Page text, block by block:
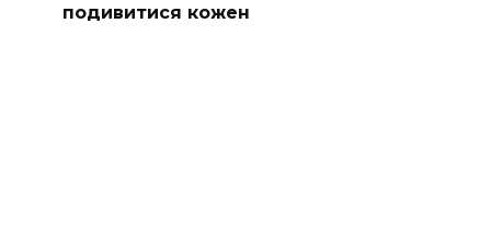
подивитися кожен